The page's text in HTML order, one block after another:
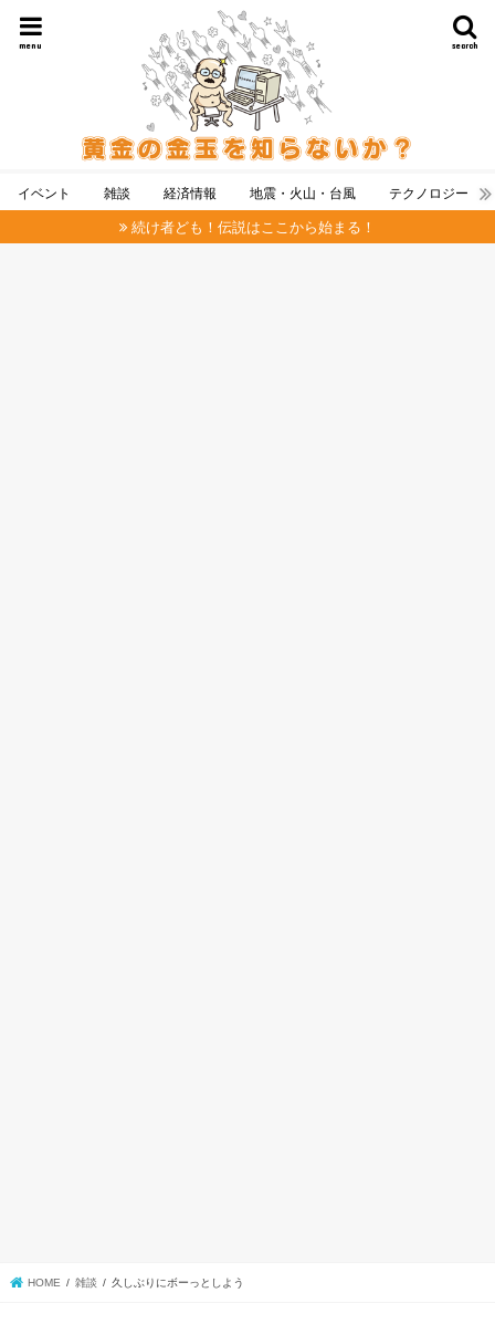
search
menu
イベント 雑談 経済情報 地震・火山・台風 テクノロジー
続け者ども！伝説はここから始まる！
HOME 雑談 久しぶりにボーっとしよう